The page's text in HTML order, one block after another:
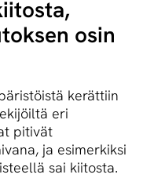
osin
kerättiin
eri
pitivät
ja esimerkiksi
sai kiitosta.